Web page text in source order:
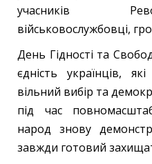
учасників
військовослужбовці,
День Гідності та
єдність українців,
вільний вибір та
під час
народ знову
завжди готовий